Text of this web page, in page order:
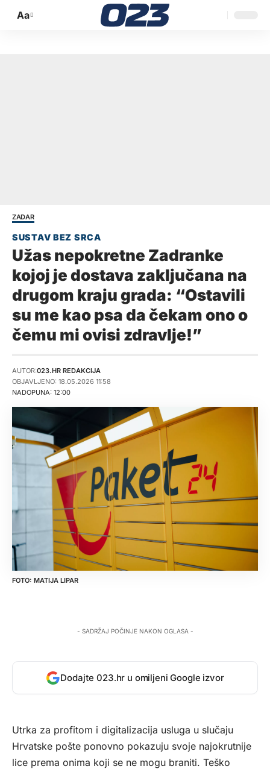
Promijeni
Aa
ZADAR
Užas nepokretne Zadranke
kojoj je dostava zaključana na
drugom kraju grada: “Ostavili
su me kao psa da čekam ono o
čemu mi ovisi zdravlje!”
NADOPUNA: 12:00
AUTOR:023.HR REDAKCIJA
OBJAVLJENO: 18.05.2026 11:58
MATIJA LIPAR
- SADRŽAJ POČINJE NAKON OGLASA -
Dodajte 023.hr u omiljeni Google izvor
Utrka za profitom i digitalizacija usluga u slučaju
Hrvatske pošte ponovno pokazuju svoje najokrutnije
lice prema onima koji se ne mogu braniti. Teško